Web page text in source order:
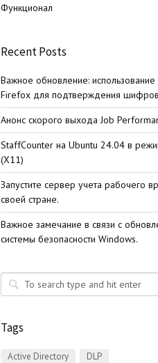
Функционал
Recent Posts
Важное обновление:
Firefox для подтверждения
Анонс скорого выхода Job
StaffСounter на Ubuntu 24.04 в
(X11)
Запустите сервер учета рабочего
своей стране.
Важное замечание в связи с
системы безопасности Windows.
Tags
Active Directory
DLP